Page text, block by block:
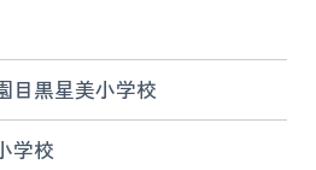
目黒星美小学校
学校